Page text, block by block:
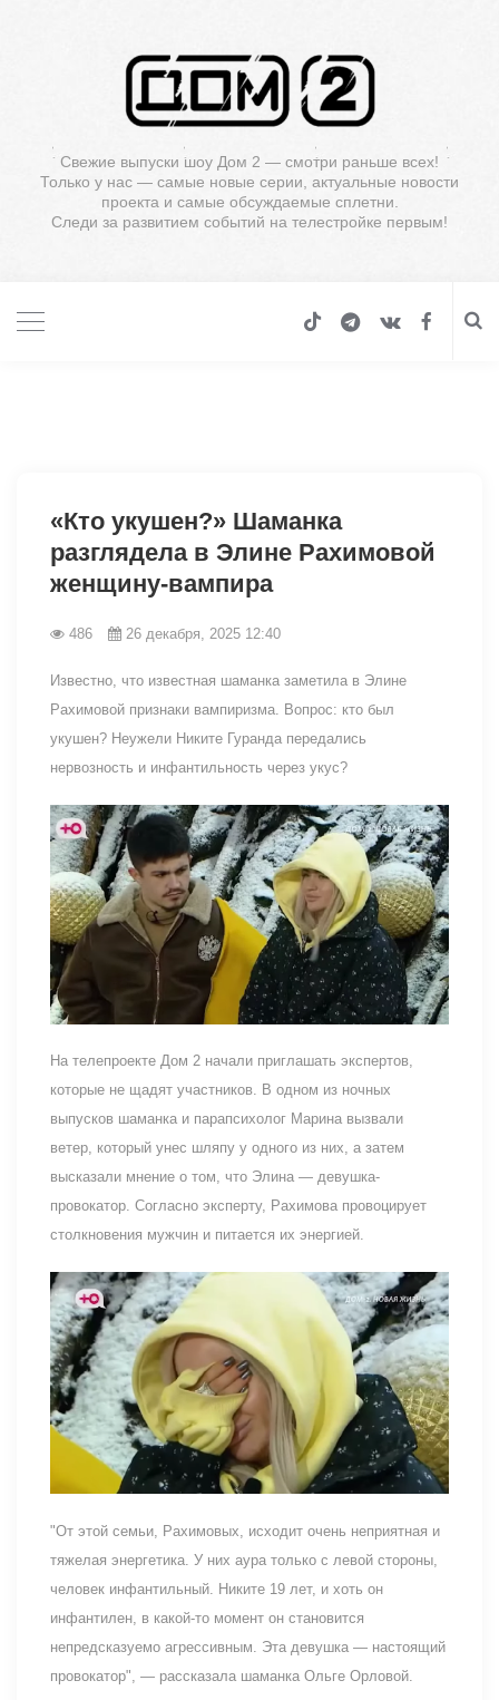
Свежие выпуски шоу Дом 2 — смотри раньше всех!
Только у нас — самые новые серии, актуальные новости
проекта и самые обсуждаемые сплетни.
Следи за развитием событий на телестройке первым!
«Кто укушен?» Шаманка
разглядела в Элине Рахимовой
женщину-вампира
486 26 декабря, 2025 12:40
Известно, что известная шаманка заметила в Элине
Рахимовой признаки вампиризма. Вопрос: кто был
укушен? Неужели Никите Гуранда передались
нервозность и инфантильность через укус?
На телепроекте Дом 2 начали приглашать экспертов,
которые не щадят участников. В одном из ночных
выпусков шаманка и парапсихолог Марина вызвали
ветер, который унес шляпу у одного из них, а затем
высказали мнение о том, что Элина — девушка-
провокатор. Согласно эксперту, Рахимова провоцирует
столкновения мужчин и питается их энергией.
"От этой семьи, Рахимовых, исходит очень неприятная и
тяжелая энергетика. У них аура только с левой стороны,
человек инфантильный. Никите 19 лет, и хоть он
инфантилен, в какой-то момент он становится
непредсказуемо агрессивным. Эта девушка — настоящий
провокатор", — рассказала шаманка Ольге Орловой.